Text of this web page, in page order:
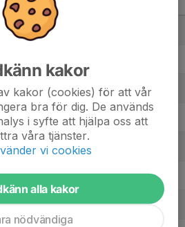
6 7
7 5
7
7 2
6 -2
kakor
kakor (cookies) för att vår
bra för dig. De används
i syfte att hjälpa oss att
våra tjänster.
vi cookies
alla kakor
nödvändiga